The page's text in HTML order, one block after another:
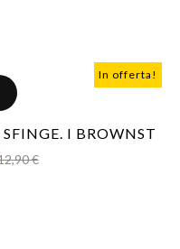
In offerta!
I BROWNST
€Prezzo